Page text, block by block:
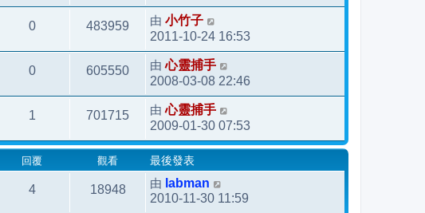
0 483959 由 小竹子
2011-10-24 16:53
0 605550 由心靈捕手
2008-03-08 22:46
1 701715 由心靈捕手
2009-01-30 07:53
回覆 觀看 最後發表
4 18948 由 labman
2010-11-30 11:59